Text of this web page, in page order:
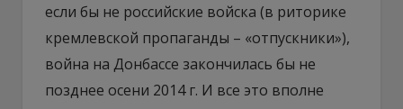
если бы не российские войска (в риторике
кремлевской пропаганды – «отпускники»),
война на Донбассе закончилась бы не
позднее осени 2014 г. И все это вполне